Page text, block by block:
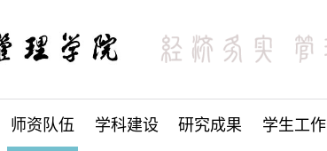
师资队伍 学科建设 研究成果 学生工作